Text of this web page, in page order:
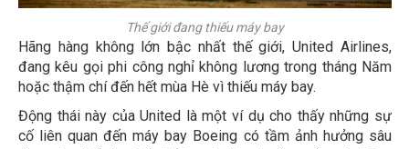
Thế giới đang thiếu máy bay
Hãng hàng không lớn bậc nhất thế giới, United Airlines,
đang kêu gọi phi công nghỉ không lương trong tháng Năm
hoặc thậm chí đến hết mùa Hè vì thiếu máy bay.
Động thái này của United là một ví dụ cho thấy những sự
cố liên quan đến máy bay Boeing có tầm ảnh hưởng sâu